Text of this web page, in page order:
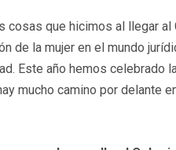
cosas que hicimos al llegar
de la mujer en el mundo
Este año hemos celebrado
mucho camino por delante